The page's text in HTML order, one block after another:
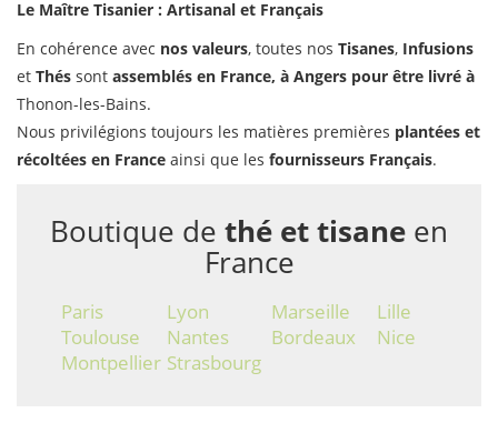
Le Maître Tisanier : Artisanal et Français
En cohérence avec nos valeurs, toutes nos Tisanes, Infusions
et Thés sont assemblés en France, à Angers pour être livré à
Thonon-les-Bains.
Nous privilégions toujours les matières premières plantées et
récoltées en France ainsi que les fournisseurs Français.
Boutique de thé et tisane en
France
Paris Lyon Marseille
Lille
Toulouse
Nantes Bordeaux
Nice
Montpellier Strasbourg